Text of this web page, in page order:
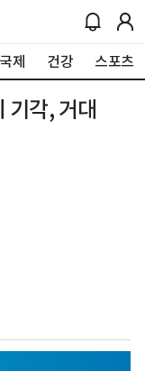
국제 건강 스포츠
기각, 거대